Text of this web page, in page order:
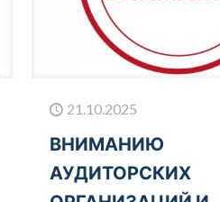
21.10.2025
ВНИМАНИЮ
АУДИТОРСКИХ